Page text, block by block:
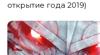
открытие года 2019)